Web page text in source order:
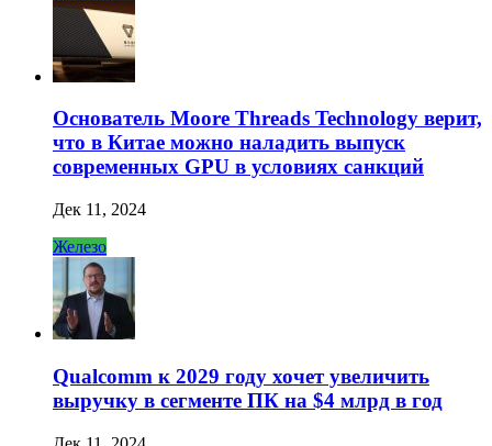
Основатель Moore Threads Technology верит,
что в Китае можно наладить выпуск
современных GPU в условиях санкций
Дек 11, 2024
Железо
Qualcomm к 2029 году хочет увеличить
выручку в сегменте ПК на $4 млрд в год